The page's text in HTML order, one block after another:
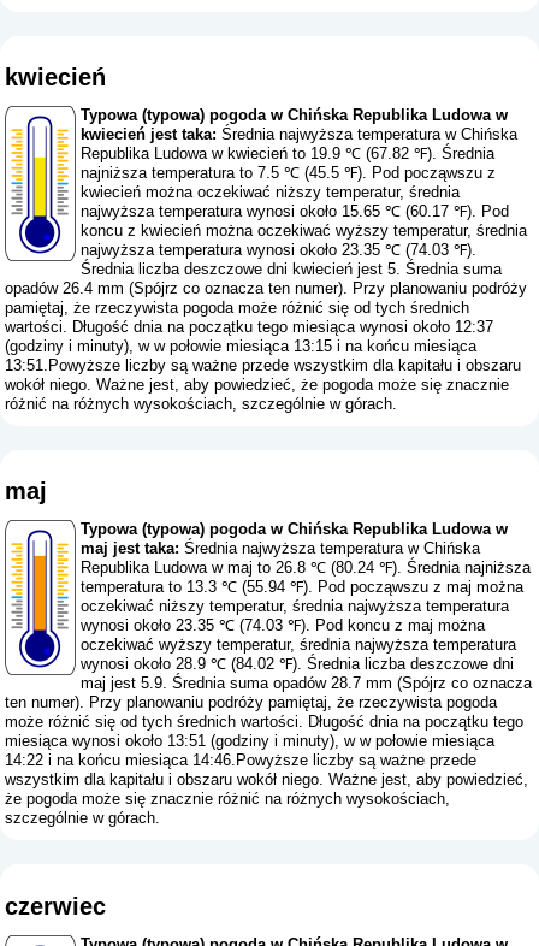
kwiecień
Typowa (typowa) pogoda w Chińska Republika Ludowa w
kwiecień jest taka: Średnia najwyższa temperatura w Chińska
Republika Ludowa w kwiecień to 19.9 ℃ (67.82 ℉). Średnia
najniższa temperatura to 7.5 ℃ (45.5 ℉). Pod począwszu z
kwiecień można oczekiwać niższy temperatur, średnia
najwyższa temperatura wynosi około 15.65 ℃ (60.17 ℉). Pod
koncu z kwiecień można oczekiwać wyższy temperatur, średnia
najwyższa temperatura wynosi około 23.35 ℃ (74.03 ℉).
Średnia liczba deszczowe dni kwiecień jest 5. Średnia suma
opadów 26.4 mm (Spójrz co oznacza ten numer). Przy planowaniu podróży
pamiętaj, że rzeczywista pogoda może różnić się od tych średnich
wartości. Długość dnia na początku tego miesiąca wynosi około 12:37
(godziny i minuty), w w połowie miesiąca 13:15 i na końcu miesiąca
13:51.Powyższe liczby są ważne przede wszystkim dla kapitału i obszaru
wokół niego. Ważne jest, aby powiedzieć, że pogoda może się znacznie
różnić na różnych wysokościach, szczególnie w górach.
maj
Typowa (typowa) pogoda w Chińska Republika Ludowa w
maj jest taka: Średnia najwyższa temperatura w Chińska
Republika Ludowa w maj to 26.8 ℃ (80.24 ℉). Średnia najniższa
temperatura to 13.3 ℃ (55.94 ℉). Pod począwszu z maj można
oczekiwać niższy temperatur, średnia najwyższa temperatura
wynosi około 23.35 ℃ (74.03 ℉). Pod koncu z maj można
oczekiwać wyższy temperatur, średnia najwyższa temperatura
wynosi około 28.9 ℃ (84.02 ℉). Średnia liczba deszczowe dni
maj jest 5.9. Średnia suma opadów 28.7 mm (Spójrz co oznacza
ten numer). Przy planowaniu podróży pamiętaj, że rzeczywista pogoda
może różnić się od tych średnich wartości. Długość dnia na początku tego
miesiąca wynosi około 13:51 (godziny i minuty), w w połowie miesiąca
14:22 i na końcu miesiąca 14:46.Powyższe liczby są ważne przede
wszystkim dla kapitału i obszaru wokół niego. Ważne jest, aby powiedzieć,
że pogoda może się znacznie różnić na różnych wysokościach,
szczególnie w górach.
czerwiec